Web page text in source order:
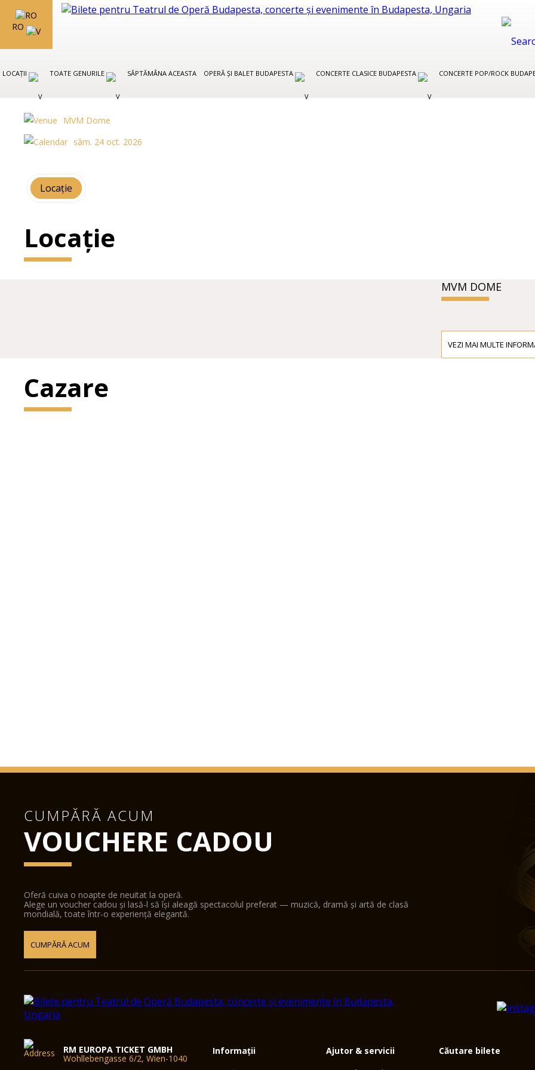
RO
LOCAȚII TOATE GENURILE SĂPTĂMÂNA ACEASTA OPERĂ ȘI BALET BUDAPESTA CONCERTE CLASICE BUDAPESTA CONCERTE POP/ROCK
MVM Dome
sâm. 24 oct. 2026
Locație
Locație
MVM DOME
VEZI MAI MULTE
Cazare
CUMPĂRĂ ACUM
VOUCHERE CADOU
Oferă cuiva o noapte de neuitat la operă.
Alege un voucher cadou și lasă-l să își aleagă spectacolul preferat — muzică, dramă și artă de clasă
mondială, toate într-o experiență elegantă.
CUMPĂRĂ ACUM
RM EUROPA TICKET GMBH
Wohllebengasse 6/2, Wien-1040
Informații
Ajutor & servicii
Căutare bilete